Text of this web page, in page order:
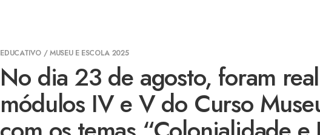
EDUCATIVO / MUSEU E ESCOLA 2025
No dia 23 de agosto, foram
módulos IV e V do Curso